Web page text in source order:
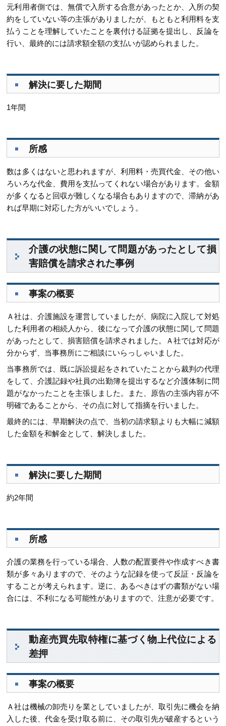
元利用者側では、無償で入所する合意があったとか、入所の契
約をしていない等の主張がありましたが、もともと利用料を支
払うことを理解していたことを裏付ける証拠を提出し、反論を
行い、最終的には請求額全額の支払いが認められました。
解決に要した期間
1年間
所感
数は多くはないと思われますが、利用料・売買代金、その他い
ろいろな代金、費用を支払ってくれない場合があります。金額
が多くなると回収が難しくなる場合もありますので、滞納があ
れば早期に対応した方がいいでしょう。
介護の状態に関して問題があったとして損
害賠償を請求された事例
事案の概要
Ａ社は、介護施設を運営していましたが、病院に入院して対処
した利用者の相続人から、後になって介護の状態に関して問題
があったとして、損害賠償を請求されました。Ａ社では対応が
分からず、当事務所にご相談にいらっしゃいました。
当事務所では、既に訴訟提起をされていたことから裁判の代理
をして、介護記録や社員の出勤簿を提出するなど介護体制に問
題がなかったことを主張しました。また、原告の主張内容が不
明確であることから、その点に対して指摘を行いました。
最終的には、早期解決の点で、当初の請求額よりも大幅に減額
した金額を和解金として、解決しました。
解決に要した期間
約2年間
所感
介護の業務を行っている場合、人数の配置要件や作成すべき書
類が多々ありますので、そのような記録を使って反証・反論を
することが考えられます。逆に、あるべきはずの書類がない場
合には、不利になる可能性がありますので、注意が必要です。
動産売買先取特権に基づく物上代位による
差押
事案の概要
Ａ社は機械の卸売りを業としていましたが、取引先に機会を納
入した後、代金を受け取る前に、その取引先が破産するという